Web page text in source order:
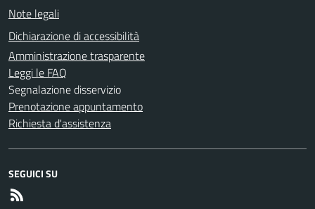
Note legali
Dichiarazione di accessibilità
Amministrazione trasparente
Leggi le FAQ
Segnalazione disservizio
Prenotazione appuntamento
Richiesta d'assistenza
SEGUICI SU